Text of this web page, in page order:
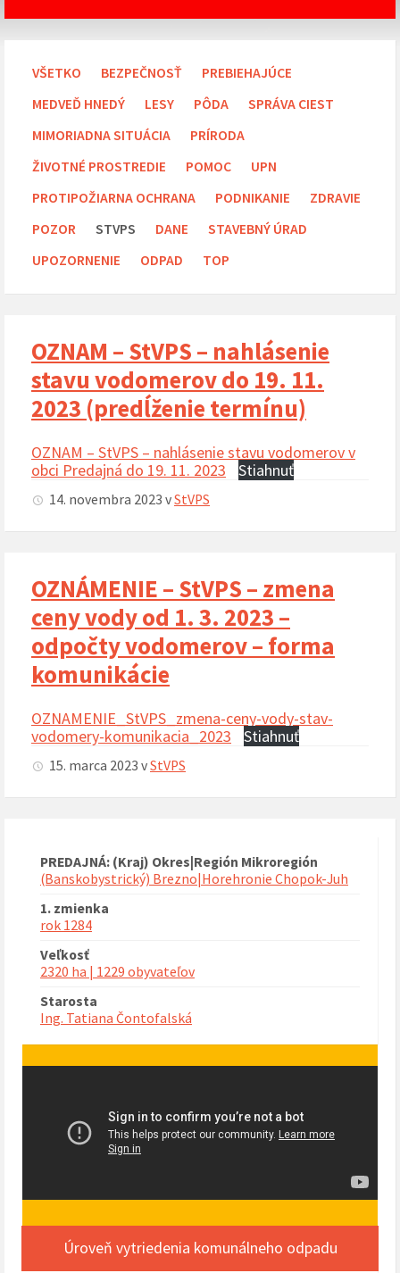
VŠETKO BEZPEČNOSŤ
PREBIEHAJÚCE
MEDVEĎ HNEDÝ
LESY PÔDA
SPRÁVA CIEST
MIMORIADNA SITUÁCIA
PRÍRODA
ŽIVOTNÉ PROSTREDIE
POMOC
UPN
PROTIPOŽIARNA OCHRANA
PODNIKANIE
ZDRAVIE
POZOR
STVPS DANE
STAVEBNÝ ÚRAD
UPOZORNENIE
ODPAD TOP
OZNAM – StVPS – nahlásenie
stavu vodomerov do 19. 11.
2023 (predĺženie termínu)
OZNAM – StVPS – nahlásenie stavu vodomerov v
obci Predajná do 19. 11. 2023
Stiahnuť
14. novembra 2023 vStVPS
OZNÁMENIE – StVPS – zmena
ceny vody od 1. 3. 2023 –
odpočty vodomerov – forma
komunikácie
OZNAMENIE_StVPS_zmena-ceny-vody-stav-
vodomery-komunikacia_2023
Stiahnuť
15. marca 2023 vStVPS
PREDAJNÁ: (Kraj) Okres|Región Mikroregión
(Banskobystrický) Brezno|Horehronie Chopok-Juh
1. zmienka
rok 1284
Veľkosť
2320 ha | 1229 obyvateľov
Starosta
Ing. Tatiana Čontofalská
Úroveň vytriedenia komunálneho odpadu